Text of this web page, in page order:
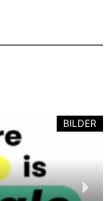
BILDER